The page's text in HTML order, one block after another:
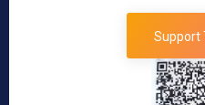
Support